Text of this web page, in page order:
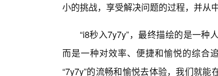
小的挑战，享受解决问题的过程，并从
“i8秒入7y7y”，最终描绘的是一种
而是一种对效率、便捷和愉悦的综合
“7y7y”的流畅和愉悦去体验，我们就